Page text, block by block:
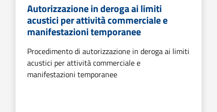
Autorizzazione in deroga ai limiti
acustici per attività commerciale e
manifestazioni temporanee
Procedimento di autorizzazione in deroga ai limiti
acustici per attività commerciale e
manifestazioni temporanee